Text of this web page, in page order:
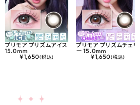
プリモア プリズムアイス
15.0mm
¥1,650(税込)
プリモア プリズムチェリ
ー 15.0mm
¥1,650(税込)